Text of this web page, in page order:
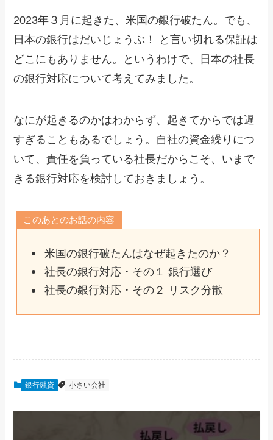
2023年３月に起きた、米国の銀行破たん。でも、
日本の銀行はだいじょうぶ！ と言い切れる保証は
どこにもありません。というわけで、日本の社長
の銀行対応について考えてみました。
なにが起きるのかはわからず、起きてからでは遅
すぎることもあるでしょう。自社の資金繰りにつ
いて、責任を負っている社長だからこそ、いまで
きる銀行対応を検討しておきましょう。
このあとのお話の内容
米国の銀行破たんはなぜ起きたのか？
社長の銀行対応・その１ 銀行選び
社長の銀行対応・その２ リスク分散
銀行融資 小さい会社